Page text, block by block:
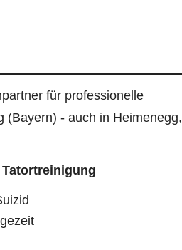
für professionelle
(Bayern) - auch in Heimenegg,